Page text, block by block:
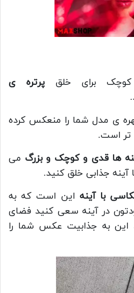
برای خلق پرتره ی
ی مدل شما را منعکس کرده
تر است.
ها قدی و کوچک و بزرگ می
جذابی خلق کنید.
با آینه این است که به
در آینه سعی کنید فضای
این به جذابیت عکس شما را